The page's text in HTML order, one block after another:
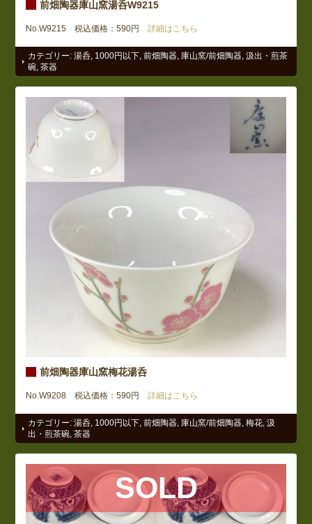
前畑陶器庫山窯湯呑W9215
No.W9215 税込価格：590円 詳細はこちら
カテゴリー:湯呑 1000円以下 ,前畑陶器 庫山窯/前畑陶器 ,汲出・煎茶
碗 ,茶器
前畑陶器庫山窯梅花湯呑
No.W9208 税込価格：590円 詳細はこちら
カテゴリー:湯呑 1000円以下 ,前畑陶器 庫山窯/前畑陶器 ,梅花 ,汲
出・煎茶碗 ,茶器
SOLD